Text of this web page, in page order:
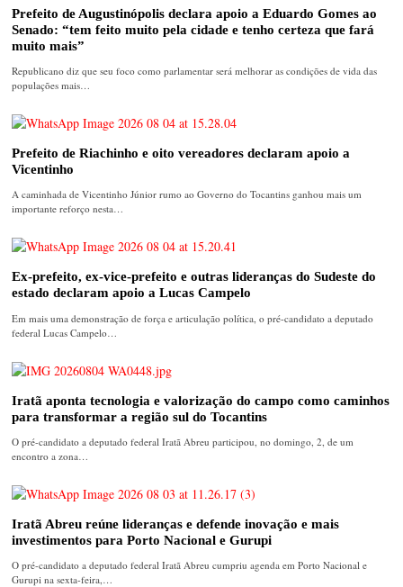
Prefeito de Augustinópolis declara apoio a Eduardo Gomes ao
Senado: “tem feito muito pela cidade e tenho certeza que fará
muito mais”
Republicano diz que seu foco como parlamentar será melhorar as condições de vida das
populações mais…
Prefeito de Riachinho e oito vereadores declaram apoio a
Vicentinho
A caminhada de Vicentinho Júnior rumo ao Governo do Tocantins ganhou mais um
importante reforço nesta…
Ex-prefeito, ex-vice-prefeito e outras lideranças do Sudeste do
estado declaram apoio a Lucas Campelo
Em mais uma demonstração de força e articulação política, o pré-candidato a deputado
federal Lucas Campelo…
Iratã aponta tecnologia e valorização do campo como caminhos
para transformar a região sul do Tocantins
O pré-candidato a deputado federal Iratã Abreu participou, no domingo, 2, de um
encontro a zona…
Iratã Abreu reúne lideranças e defende inovação e mais
investimentos para Porto Nacional e Gurupi
O pré-candidato a deputado federal Iratã Abreu cumpriu agenda em Porto Nacional e
Gurupi na sexta-feira,…